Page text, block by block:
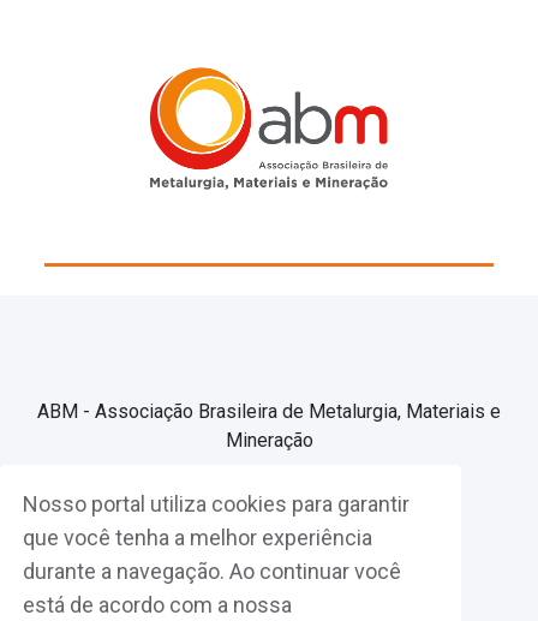
Nosso portal utiliza cookies para garantir
que você tenha a melhor experiência
durante a navegação. Ao continuar você
está de acordo com a nossa
ABM - Associação Brasileira de Metalurgia, Materiais e
Mineração
Associe-se
Fazer Login